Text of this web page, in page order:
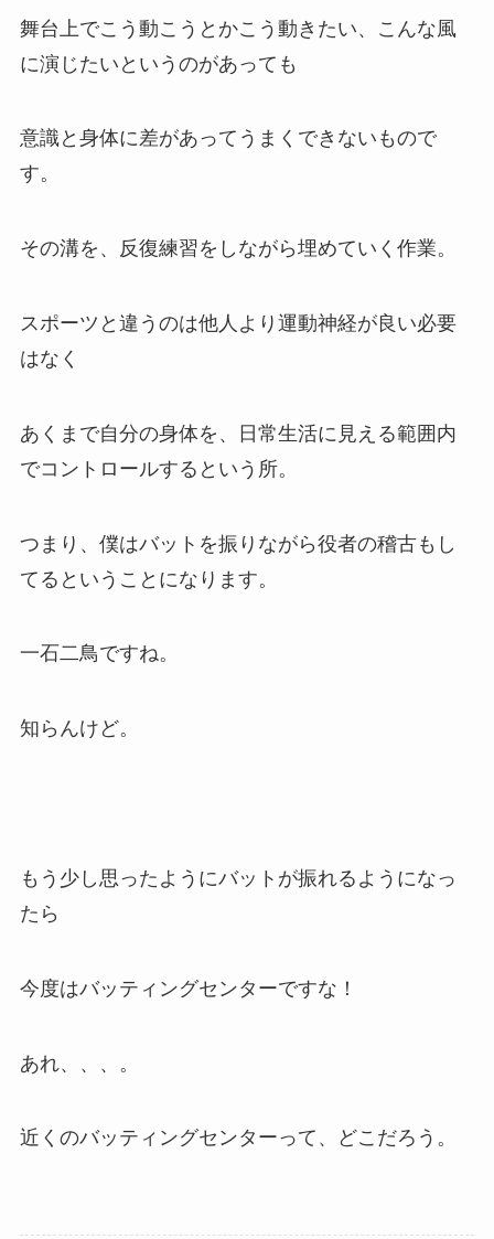
舞台上でこう動こうとかこう動きたい、こんな風
に演じたいというのがあっても
意識と身体に差があってうまくできないもので
す。
その溝を、反復練習をしながら埋めていく作業。
スポーツと違うのは他人より運動神経が良い必要
はなく
あくまで自分の身体を、日常生活に見える範囲内
でコントロールするという所。
つまり、僕はバットを振りながら役者の稽古もし
てるということになります。
一石二鳥ですね。
知らんけど。
もう少し思ったようにバットが振れるようになっ
たら
今度はバッティングセンターですな！
あれ、、、。
近くのバッティングセンターって、どこだろう。